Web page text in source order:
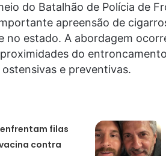
do Batalhão de Polícia de
apreensão de
estado. A abordagem
do
e preventivas.
filas
contra